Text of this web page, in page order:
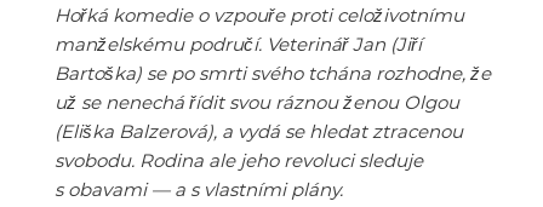
Hořká komedie o vzpouře proti celoživotnímu
manželskému područí. Veterinář Jan (Jiří
Bartoška) se po smrti svého tchána rozhodne, že
už se nenechá řídit svou ráznou ženou Olgou
(Eliška Balzerová), a vydá se hledat ztracenou
svobodu. Rodina ale jeho revoluci sleduje
s obavami — a s vlastními plány.